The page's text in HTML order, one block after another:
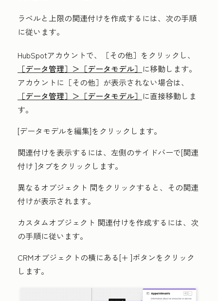
ラベルと上限の関連付けを作成するには、次の手順
に従います。
HubSpotアカウントで、
［その他］をクリックし、
［データ管理］＞ ［データモデル］ に移動します。
アカウントに ［その他］が表示されない場合は、
［データ管理］＞ ［データモデル］ に直接移動しま
す。
[データモデルを編集]をクリックします。
関連付けを表示するには、左側のサイドバーで[関連
付け ]タブをクリックします。
異なる オブジェクト 間をクリックすると、その関連
付けが表示されます。
カスタムオブジェクト 関連付けを作成するには、次
の手順に従います。
CRMオブジェクトの横にある[+ ]ボタンをクリック
します。